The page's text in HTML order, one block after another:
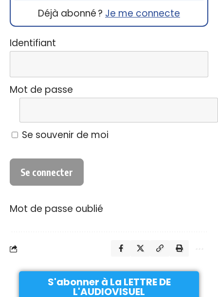
Déjà abonné ? Je me connecte
Identifiant
Mot de passe
Se souvenir de moi
Mot de passe oublié
S'abonner à La LETTRE DE
L'AUDIOVISUEL